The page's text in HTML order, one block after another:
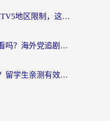
海外党必看：破解CCTV5地区限制，这样看欧洲杯奥运直播才够爽！
优酷缓存视频国外能看吗？海外党追剧看片的终极解决方案来了
海外怎么看优酷视频？留学生亲测有效的回国加速器选择指南